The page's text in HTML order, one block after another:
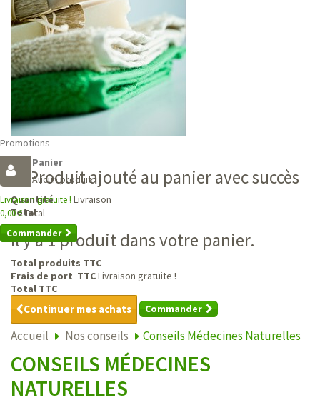
Promotions
Panier
Aucun produit
Livraison gratuite ! Livraison
0,00 €Total
Commander
Produit ajouté au panier avec succès
Quantité
Total
Il y a 1 produit dans votre panier.
Total produits TTC
Frais de port TTCLivraison gratuite !
Total TTC
Continuer mes achats Commander
Accueil Nos conseils Conseils Médecines Naturelles
CONSEILS MÉDECINES
NATURELLES